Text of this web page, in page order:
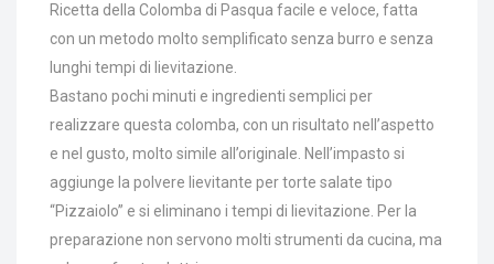
Ricetta della Colomba di Pasqua facile e veloce, fatta
con un metodo molto semplificato senza burro e senza
lunghi tempi di lievitazione.
Bastano pochi minuti e ingredienti semplici per
realizzare questa colomba, con un risultato nell’aspetto
e nel gusto, molto simile all’originale. Nell’impasto si
aggiunge la polvere lievitante per torte salate tipo
“Pizzaiolo” e si eliminano i tempi di lievitazione. Per la
preparazione non servono molti strumenti da cucina, ma